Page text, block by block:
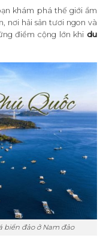
khám phá thế giới ẩm
nơi hải sản tươi ngon và
điểm cộng lớn khi du
biển đảo ở Nam đảo